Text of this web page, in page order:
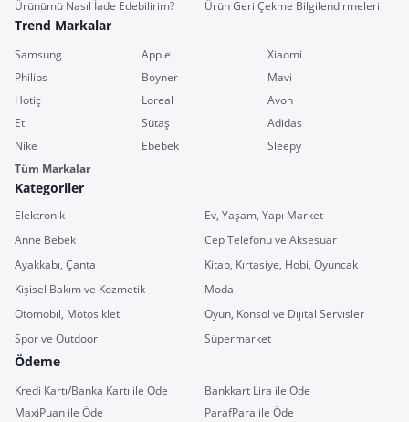
Ürünümü Nasıl İade Edebilirim? Ürün Geri Çekme Bilgilendirmeleri
Trend Markalar
Samsung Apple
Xiaomi
Philips
Boyner
Mavi
Hotiç
Loreal
Avon
Eti
Sütaş
Adidas
Nike
Ebebek
Sleepy
Tüm Markalar
Kategoriler
Elektronik
Ev, Yaşam, Yapı Market
Anne Bebek
Cep Telefonu ve Aksesuar
Ayakkabı, Çanta
Kitap, Kırtasiye, Hobi, Oyuncak
Kişisel Bakım ve Kozmetik
Moda
Otomobil, Motosiklet
Oyun, Konsol ve Dijital Servisler
Spor ve Outdoor
Süpermarket
Ödeme
Kredi Kartı/Banka Kartı ile Öde
Bankkart Lira ile Öde
MaxiPuan ile Öde
ParafPara ile Öde